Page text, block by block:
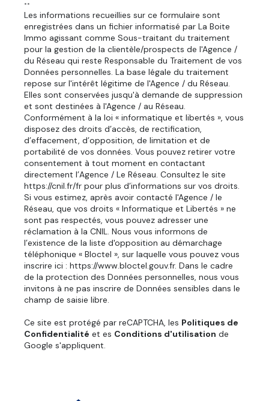
**
Les informations recueillies sur ce formulaire sont
enregistrées dans un fichier informatisé par La Boite
Immo agissant comme Sous-traitant du traitement
pour la gestion de la clientèle/prospects de l'Agence /
du Réseau qui reste Responsable du Traitement de vos
Données personnelles. La base légale du traitement
repose sur l'intérêt légitime de l'Agence / du Réseau.
Elles sont conservées jusqu'à demande de suppression
et sont destinées à l'Agence / au Réseau.
Conformément à la loi « informatique et libertés », vous
disposez des droits d’accès, de rectification,
d’effacement, d’opposition, de limitation et de
portabilité de vos données. Vous pouvez retirer votre
consentement à tout moment en contactant
directement l’Agence / Le Réseau. Consultez le site
https://cnil.fr/fr pour plus d’informations sur vos droits.
Si vous estimez, après avoir contacté l'Agence / le
Réseau, que vos droits « Informatique et Libertés » ne
sont pas respectés, vous pouvez adresser une
réclamation à la CNIL. Nous vous informons de
l’existence de la liste d'opposition au démarchage
téléphonique « Bloctel », sur laquelle vous pouvez vous
inscrire ici : https://www.bloctel.gouv.fr. Dans le cadre
de la protection des Données personnelles, nous vous
invitons à ne pas inscrire de Données sensibles dans le
champ de saisie libre.
Ce site est protégé par reCAPTCHA, les Politiques de
Confidentialité et es Conditions d'utilisation de
Google s'appliquent.